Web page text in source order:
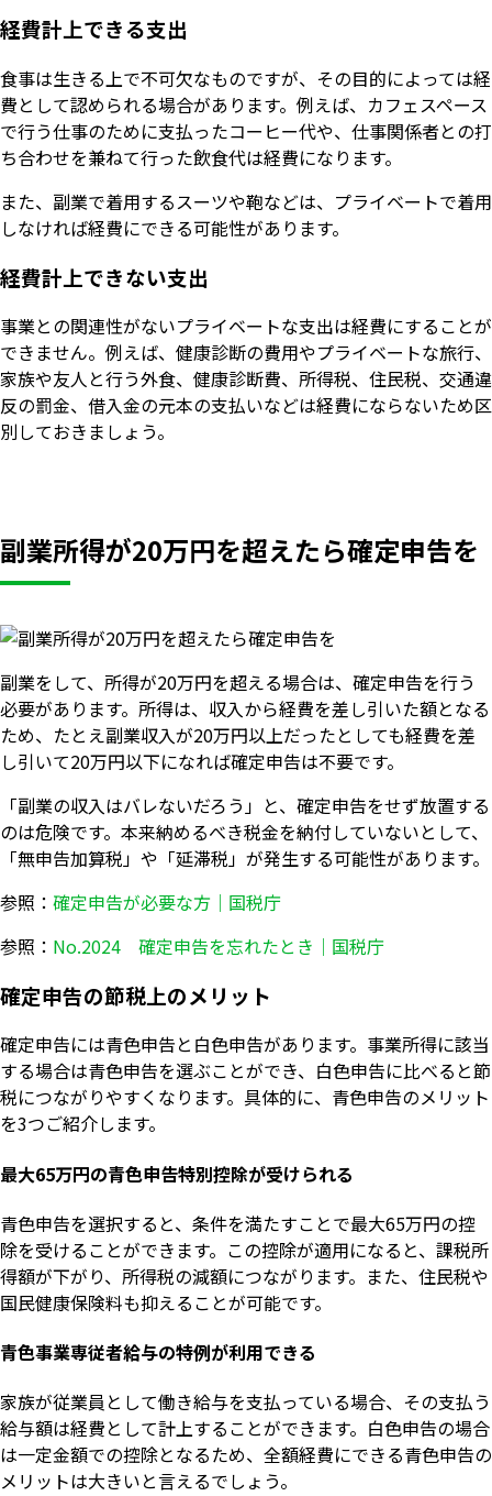
経費計上できる支出
食事は生きる上で不可欠なものですが、その目的によっては経
費として認められる場合があります。例えば、カフェスペース
で行う仕事のために支払ったコーヒー代や、仕事関係者との打
ち合わせを兼ねて行った飲食代は経費になります。
また、副業で着用するスーツや鞄などは、プライベートで着用
しなければ経費にできる可能性があります。
経費計上できない支出
事業との関連性がないプライベートな支出は経費にすることが
できません。例えば、健康診断の費用やプライベートな旅行、
家族や友人と行う外食、健康診断費、所得税、住民税、交通違
反の罰金、借入金の元本の支払いなどは経費にならないため区
別しておきましょう。
副業所得が20万円を超えたら確定申告を
副業をして、所得が20万円を超える場合は、確定申告を行う
必要があります。所得は、収入から経費を差し引いた額となる
ため、たとえ副業収入が20万円以上だったとしても経費を差
し引いて20万円以下になれば確定申告は不要です。
「副業の収入はバレないだろう」と、確定申告をせず放置する
のは危険です。本来納めるべき税金を納付していないとして、
「無申告加算税」や「延滞税」が発生する可能性があります。
参照： 確定申告が必要な方｜国税庁
参照： No.2024 確定申告を忘れたとき｜国税庁
確定申告の節税上のメリット
確定申告には青色申告と白色申告があります。事業所得に該当
する場合は青色申告を選ぶことができ、白色申告に比べると節
税につながりやすくなります。具体的に、青色申告のメリット
を3つご紹介します。
最大65万円の青色申告特別控除が受けられる
青色申告を選択すると、条件を満たすことで最大65万円の控
除を受けることができます。この控除が適用になると、課税所
得額が下がり、所得税の減額につながります。また、住民税や
国民健康保険料も抑えることが可能です。
青色事業専従者給与の特例が利用できる
家族が従業員として働き給与を支払っている場合、その支払う
給与額は経費として計上することができます。白色申告の場合
は一定金額での控除となるため、全額経費にできる青色申告の
メリットは大きいと言えるでしょう。